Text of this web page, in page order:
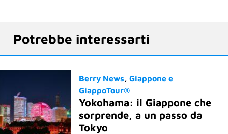
Potrebbe interessarti
Berry News
Giappone e
GiappoTour®
Yokohama: il Giappone che
sorprende, a un passo da
Tokyo